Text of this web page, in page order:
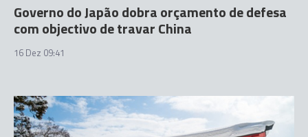
Governo do Japão dobra orçamento de defesa
com objectivo de travar China
16 Dez 09:41